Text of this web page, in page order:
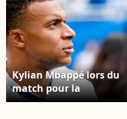
Kylian Mbappé lors du
match pour la
troisième place de la